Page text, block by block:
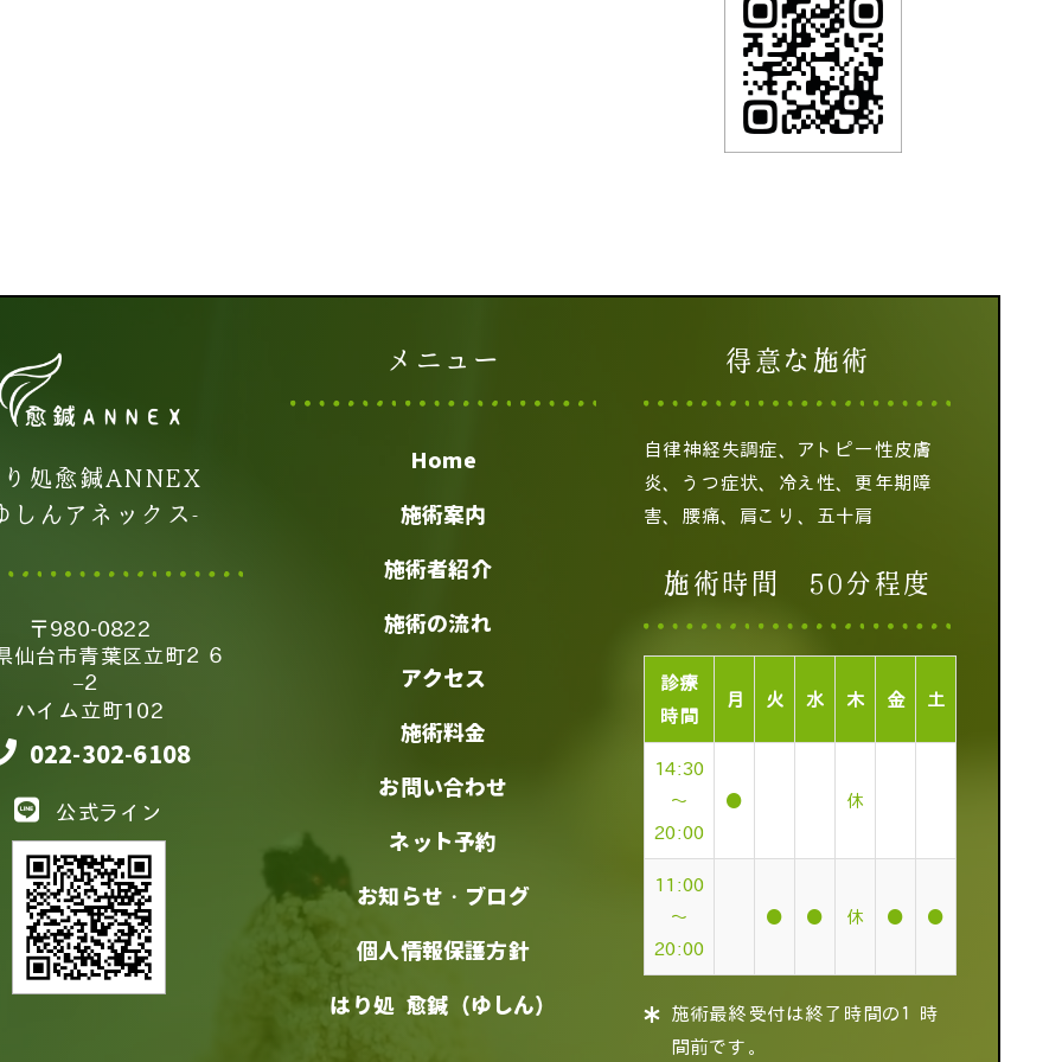
処愈鍼ANNEX
しんアネックス-
〒980-0822
仙台市青葉区立町２６
−２
ハイム立町102
022-302-6108
公式ライン
メニュー
Home
施術案内
施術者紹介
施術の流れ
アクセス
施術料金
お問い合わせ
ネット予約
お知らせ・ブログ
個人情報保護方針
はり処 愈鍼（ゆしん）
得意な施術
自律神経失調症、アトピー性皮膚
炎、うつ症状、冷え性、更年期障
害、腰痛、肩こり、五十肩
施術時間 50分程度
診療
時間
月 火 水 木 金 土
14:30
～
20:00
● 休
11:00
～
20:00
● ● 休 ● ●
施術最終受付は終了時間の１時
間前です。